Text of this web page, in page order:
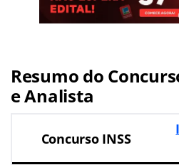
Resumo do
e Analista
Concurso INSS